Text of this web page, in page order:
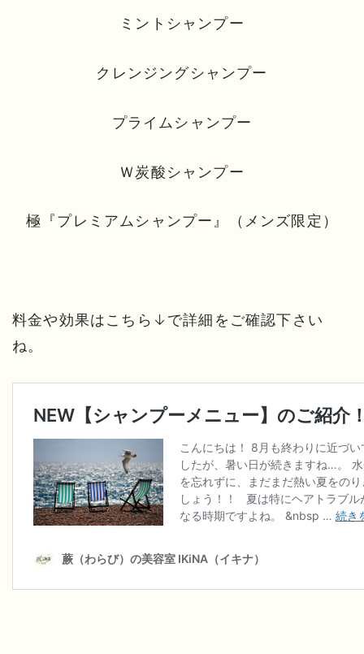
ミントシャンプー
クレンジングシャンプー
プライムシャンプー
Ｗ炭酸シャンプー
極『プレミアムシャンプー』（メンズ限定）
料金や効果はこちら↓で詳細をご確認下さい
ね。